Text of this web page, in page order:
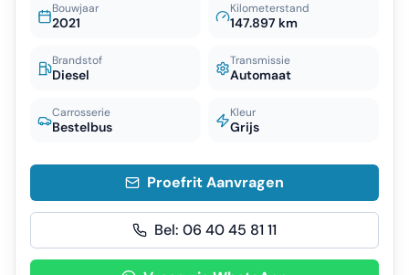
Bouwjaar
2021
Kilometerstand
147.897 km
Brandstof
Diesel
Transmissie
Automaat
Carrosserie
Bestelbus
Kleur
Grijs
Proefrit Aanvragen
Bel: 06 40 45 81 11